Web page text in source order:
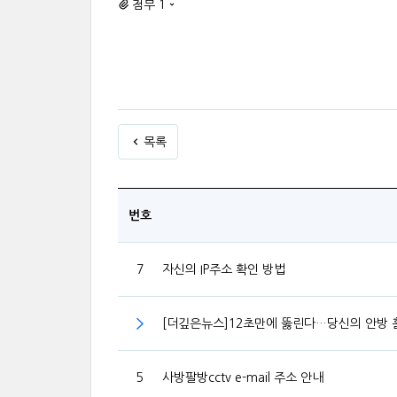
첨부 1
목록
번호
7 자신의 IP주소 확인 방법
[더깊은뉴스]12초만에 뚫린다…당신의 안방
5 사방팔방cctv e-mail 주소 안내